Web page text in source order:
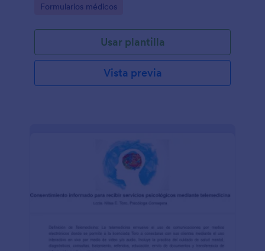
Go to Category:
Formularios médicos
Usar plantilla
Vista previa